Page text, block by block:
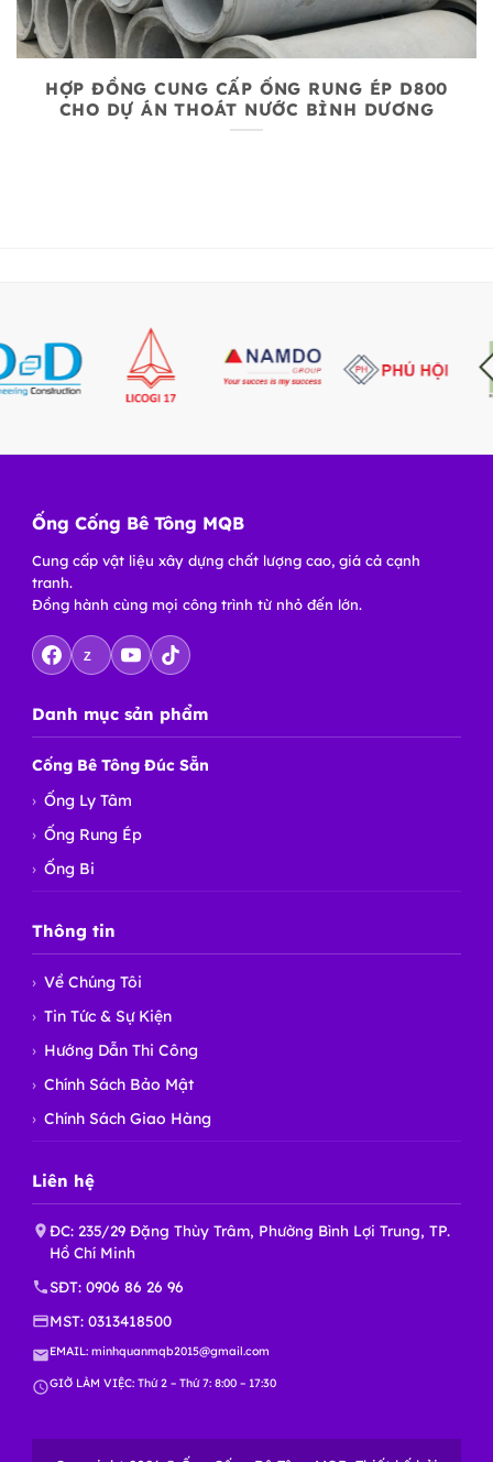
HỢP ĐỒNG CUNG CẤP ỐNG RUNG ÉP D800
CHO DỰ ÁN THOÁT NƯỚC BÌNH DƯƠNG
Ống Cống Bê Tông MQB
Cung cấp vật liệu xây dựng chất lượng cao, giá cả cạnh
tranh.
Đồng hành cùng mọi công trình từ nhỏ đến lớn.
Z
Danh mục sản phẩm
Cống Bê Tông Đúc Sẵn
Ống Ly Tâm
Ống Rung Ép
Ống Bi
Thông tin
Về Chúng Tôi
Tin Tức & Sự Kiện
Hướng Dẫn Thi Công
Chính Sách Bảo Mật
Chính Sách Giao Hàng
Liên hệ
ĐC: 235/29 Đặng Thùy Trâm, Phường Bình Lợi Trung, TP.
Hồ Chí Minh
SĐT: 0906 86 26 96
MST: 0313418500
EMAIL: minhquanmqb2015@gmail.com
GIỜ LÀM VIỆC: Thứ 2 – Thứ 7: 8:00 – 17:30